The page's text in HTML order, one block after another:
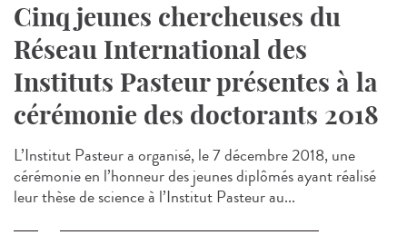
Cinq jeunes chercheuses du
Réseau International des
Instituts Pasteur présentes à la
cérémonie des doctorants 2018
L’Institut Pasteur a organisé, le 7 décembre 2018, une
cérémonie en l’honneur des jeunes diplômés ayant réalisé
leur thèse de science à l’Institut Pasteur au...